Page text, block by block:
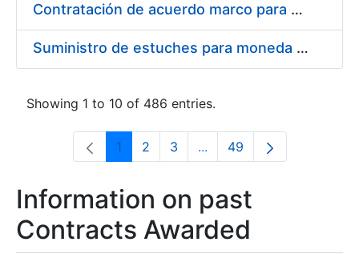
Contratación de acuerdo marco para el Suministro de Material de Electricidad para la Fábrica Nacional de Moneda y Timbre-Real Casa de la Moneda en su centro de trabajo de Burgos
Suministro de estuches para moneda de 30 €
Showing 1 to 10 of 486 entries.
Page
1 Page
2 Page
3 ...Intermediate Pages Use
Page
49
Information on past
Contracts Awarded